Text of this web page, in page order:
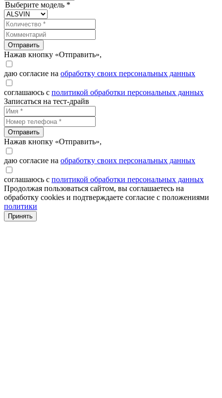
Выберите модель *
Отправить
Нажав кнопку «Отправить»,
даю согласие на обработку своих персональных данных
соглашаюсь с политикой обработки персональных данных
Записаться на тест-драйв
Отправить
Нажав кнопку «Отправить»,
даю согласие на обработку своих персональных данных
соглашаюсь с политикой обработки персональных данных
Продолжая пользоваться сайтом, вы соглашаетесь на
обработку cookies и подтверждаете согласие с положениями
политики
Принять